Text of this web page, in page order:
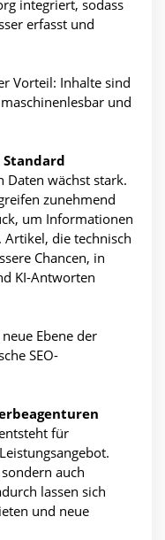
integriert, sodass
erfasst und
Vorteil: Inhalte sind
und
Daten wächst stark.
zunehmend
um Informationen
die technisch
Chancen, in
KI-Antworten
Ebene der
SEO-
für
auch
lassen sich
und neue